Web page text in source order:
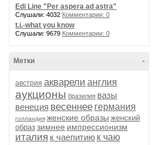
Edi Line "Per aspera ad astra"
Слушали: 4032 Комментарии: 0
t.i.-what you know
Слушали: 9679 Комментарии: 0
-
Метки
австрия акварели англия
аукционы бразилия вазы
венеция весеннее германия
голландия женские образы женский
образ зимнее импрессионизм
италия к чаепитию к чаю